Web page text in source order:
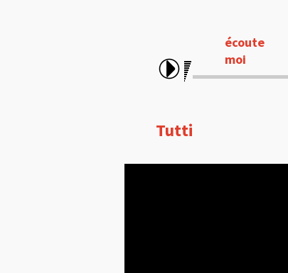
écoute
moi
Tutti